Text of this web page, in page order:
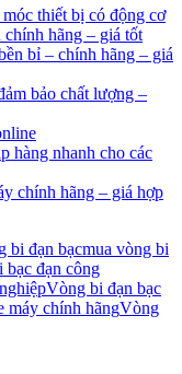
thiết bị có động cơ
hãng – giá tốt
bỉ – chính hãng – giá
bảo chất lượng –
hàng nhanh cho các
chính hãng – giá hợp
bi đạn bạcmua vòng bi
bạc đạn công
Vòng bi đạn bạc
máy chính hãngVòng